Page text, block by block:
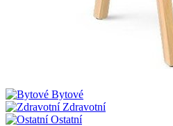
Bytové
Zdravotní
Ostatní